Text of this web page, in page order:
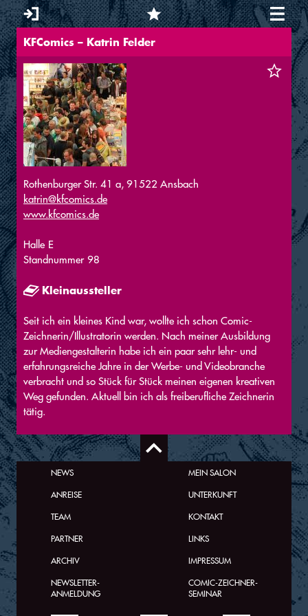
Sie sind hier
KFComics – Katrin Felder
Rothenburger Str. 41 a, 91522 Ansbach
katrin@kfcomics.de
www.kfcomics.de
Halle E
Standnummer 98
Kleinaussteller
Seit ich ein kleines Kind war, wollte ich schon Comic-
Zeichnerin/Illustratorin werden. Nach meiner Ausbildung
zur Mediengestalterin habe ich ein paar sehr lehr- und
erfahrungsreiche Jahre in der Werbe- und Videobranche
verbracht und so Stück für Stück meinen eigenen kreativen
Weg gefunden. Aktuell bin ich als freiberufliche Zeichnerin
tätig.
NEWS
MEIN SALON
ANREISE
UNTERKUNFT
TEAM
KONTAKT
PARTNER
LINKS
ARCHIV
IMPRESSUM
NEWSLETTER-
ANMELDUNG
COMIC-ZEICHNER-
SEMINAR